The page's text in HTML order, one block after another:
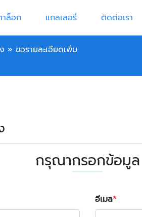
ล็อก แกลเลอรี่ ติดต่อเรา
» ขอรายละเอียดเพิ่ม
กรุณากรอกข้อมูล
อีเมล